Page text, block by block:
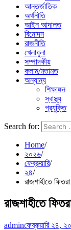
আন্তর্জাতিক
অর্থনীতি
আইন আদালত
বিনোদন
রাজনীতি
খেলাধুলা
সম্পাদকীয়
কলাম/মতামত
অন্যান্য
শিক্ষাঙ্গন
স্বাস্থ্য
প্রযুক্তি
Search for:
Home
২০২৬
ফেব্রুয়ারি
২৪
রাজশাহীতে ফিতরা
রাজশাহীতে
adminফেব্রুয়ারি ২৪,